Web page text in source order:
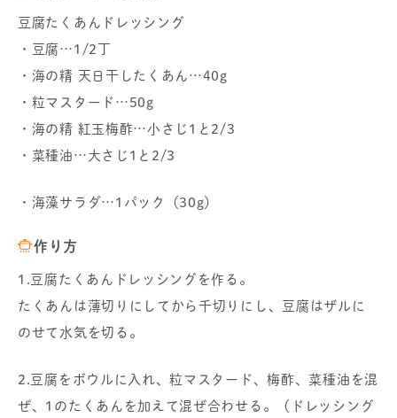
豆腐たくあんドレッシング
・豆腐…1/2丁
・海の精 天日干したくあん…40g
・粒マスタード…50g
・海の精 紅玉梅酢…小さじ1と2/3
・菜種油…大さじ1と2/3
・海藻サラダ…1パック（30g）
作り方
1.豆腐たくあんドレッシングを作る。
たくあんは薄切りにしてから千切りにし、豆腐はザルに
のせて水気を切る。
2.豆腐をボウルに入れ、粒マスタード、梅酢、菜種油を混
ぜ、1のたくあんを加えて混ぜ合わせる。（ドレッシング